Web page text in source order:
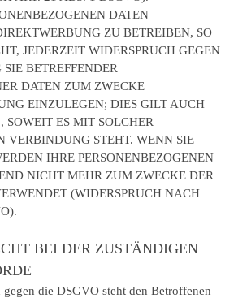
DATEN
ZU BETREIBEN, SO
JEDERZEIT WIDERSPRUCH GEGEN
BETREFFENDER
DATEN ZUM ZWECKE
EINZULEGEN; DIES GILT AUCH
SOWEIT ES MIT SOLCHER
VERBINDUNG STEHT. WENN SIE
IHRE PERSONENBEZOGENEN
NICHT MEHR ZUM ZWECKE DER
(WIDERSPRUCH NACH
BEI DER ZUSTÄNDIGEN
die DSGVO steht den Betroffenen